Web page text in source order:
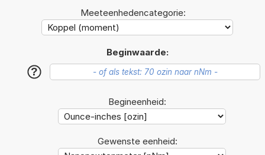
Meeteenhedencategorie:
Beginwaarde:
?
Begineenheid:
Gewenste eenheid: